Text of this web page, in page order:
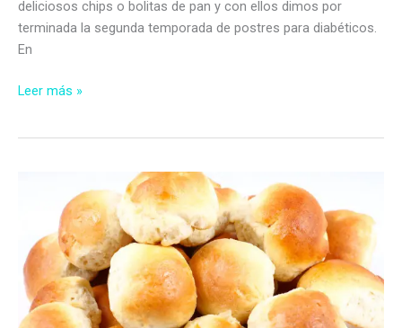
deliciosos chips o bolitas de pan y con ellos dimos por
terminada la segunda temporada de postres para diabéticos.
En
Peras
Leer más »